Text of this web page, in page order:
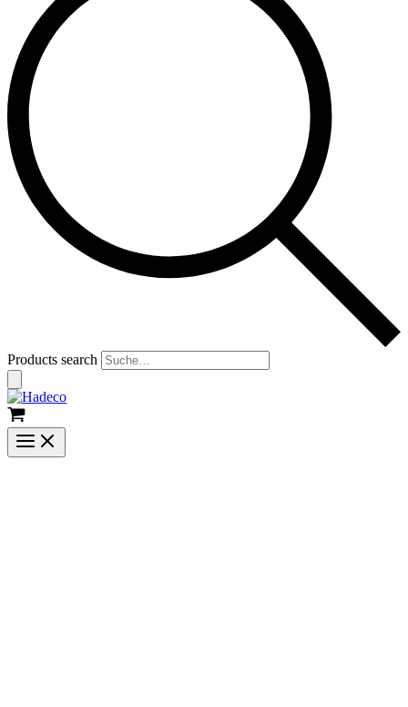
Products search